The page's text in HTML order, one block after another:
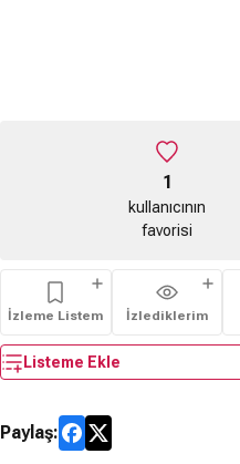
1
kullanıcının
favorisi
İzleme Listem İzlediklerim
Listeme Ekle
Paylaş: